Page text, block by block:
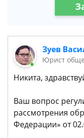
Зуев
Юрист
Никита,
Ваш вопрос
рассмотрения
Федерации» от